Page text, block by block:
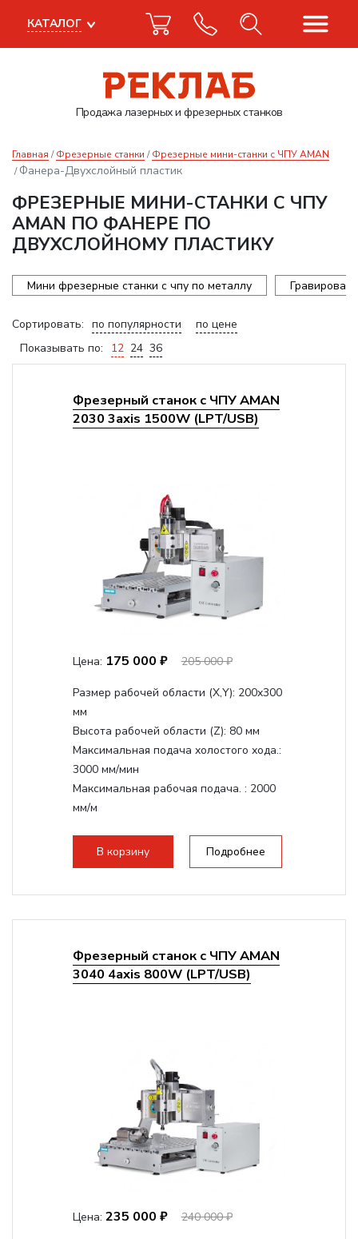
Продажа лазерныхи фрезерных станков
КАТАЛОГ
Главная Фрезерные станки Фрезерные мини-станки с ЧПУ AMAN
Фанера-Двухслойный пластик
ФРЕЗЕРНЫЕ МИНИ-СТАНКИ С ЧПУ
AMAN ПО ФАНЕРЕ ПО
ДВУХСЛОЙНОМУ ПЛАСТИКУ
Мини фрезерные станки с чпу по металлу
Сортировать: по популярности
по цене
Показывать по:
12 24 36
Фрезерный станок с ЧПУ AMAN
2030 3axis 1500W (LPT/USB)
Цена: 175 000 ₽ 205 000 ₽
Размер рабочей области (Х,Y): 200x300
мм
Высота рабочей области (Z): 80 мм
Максимальная подача холостого хода.:
3000 мм/мин
Максимальная рабочая подача. : 2000
мм/м
стандартно:Т-слот
Цанговый патрон:ER11
В корзину Подробнее
Фрезерный станок с ЧПУ AMAN
3040 4axis 800W (LPT/USB)
Цена: 235 000 ₽
240 000 ₽